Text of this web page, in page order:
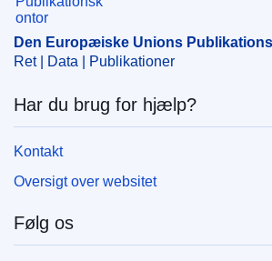
IMMC : C(2018)7348/1036502
Den Europæiske Unions
Ret | Data | Publikationer
Har du brug for hjælp?
Kontakt
Oversigt over websitet
Følg os